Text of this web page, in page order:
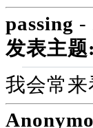
passing -
发表主题:
我会常来